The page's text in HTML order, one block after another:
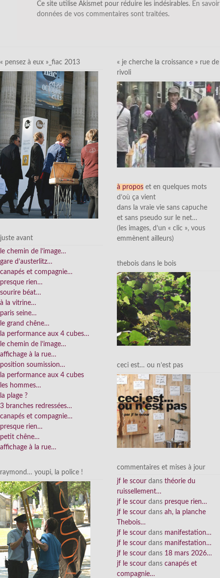
Ce site utilise Akismet pour réduire les indésirables. En
données de vos commentaires sont traitées.
« pensez à eux »_fiac 2013
juste avant
le chemin de l’image…
gare d’austerlitz…
canapés et compagnie…
presque rien…
sourire béat…
à la vitrine…
paris seine…
le grand chêne…
la performance aux 4 cubes…
le chemin de l’image…
affichage à la rue…
position soumission…
la performance aux 4 cubes
les hommes…
la plage ?
3 branches redressées…
canapés et compagnie…
presque rien…
petit chêne…
affichage à la rue…
raymond… youpi, la police !
« je cherche la croissance » rue de
rivoli
à propos et en quelques mots
d’où ça vient
dans la vraie vie sans capuche
et sans pseudo sur le net…
(les images, d’un « clic », vous
emmènent ailleurs)
thebois dans le bois
ceci est… ou n’est pas
commentaires et mises à jour
jf le scour dans théorie du
ruissellement…
jf le scour dans presque rien…
jf le scour dans ah, la planche
Thebois…
jf le scour dans manifestation…
jf le scour dans manifestation…
jf le scour dans 18 mars 2026…
jf le scour dans canapés et
compagnie…